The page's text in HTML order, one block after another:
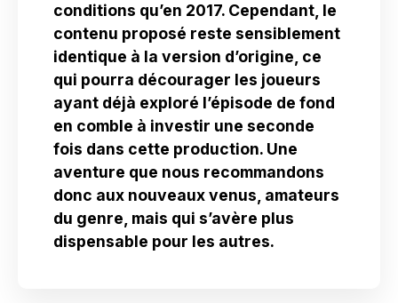
conditions qu’en 2017. Cependant, le
contenu proposé reste sensiblement
identique à la version d’origine, ce
qui pourra décourager les joueurs
ayant déjà exploré l’épisode de fond
en comble à investir une seconde
fois dans cette production. Une
aventure que nous recommandons
donc aux nouveaux venus, amateurs
du genre, mais qui s’avère plus
dispensable pour les autres.